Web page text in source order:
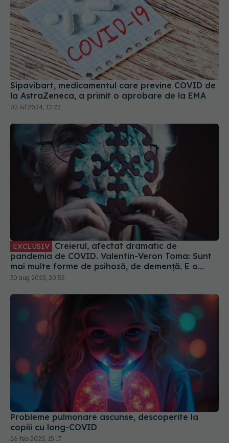
Sipavibart, medicamentul care previne COVID de
la AstraZeneca, a primit o aprobare de la EMA
02 iul 2024, 12:22
EXCLUSIV
pandemia de COVID. Valentin-Veron Toma: Sunt
mai multe forme de psihoză, de demență. E o
accelerare a unor fenomene care păreau să fie
30 aug 2023, 20:55
Probleme pulmonare ascunse, descoperite la
copiii cu long-COVID
26 feb 2025, 15:17